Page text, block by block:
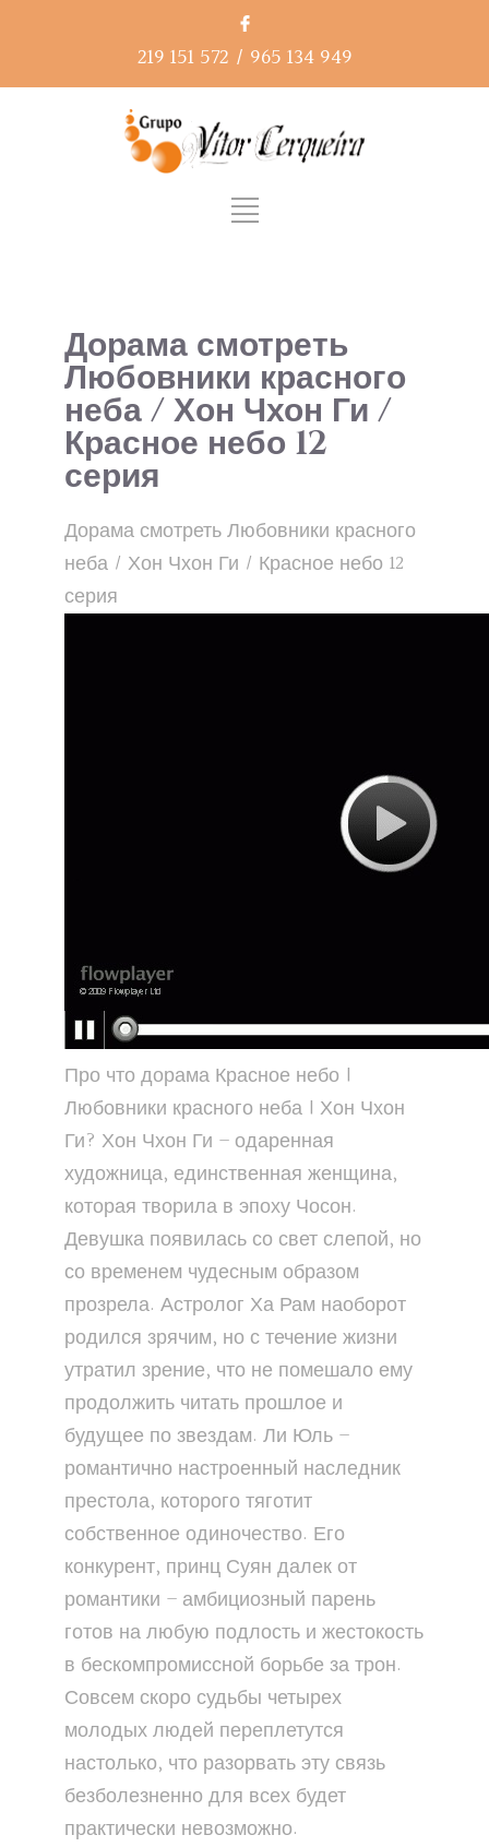
219 151 572 / 965 134 949
Дорама смотреть
Любовники красного
неба / Хон Чхон Ги /
Красное небо 12
серия
Дорама смотреть Любовники красного
неба / Хон Чхон Ги / Красное небо 12
серия
Про что дорама Красное небо |
Любовники красного неба | Хон Чхон
Ги? Хон Чхон Ги – одаренная
художница, единственная женщина,
которая творила в эпоху Чосон.
Девушка появилась со свет слепой, но
со временем чудесным образом
прозрела. Астролог Ха Рам наоборот
родился зрячим, но с течение жизни
утратил зрение, что не помешало ему
продолжить читать прошлое и
будущее по звездам. Ли Юль –
романтично настроенный наследник
престола, которого тяготит
собственное одиночество. Его
конкурент, принц Суян далек от
романтики – амбициозный парень
готов на любую подлость и жестокость
в бескомпромиссной борьбе за трон.
Совсем скоро судьбы четырех
молодых людей переплетутся
настолько, что разорвать эту связь
безболезненно для всех будет
практически невозможно.